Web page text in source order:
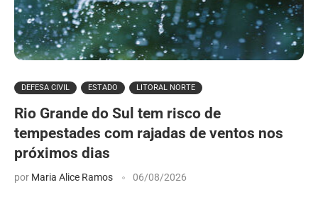
DEFESA CIVIL ESTADO LITORAL NORTE
Rio Grande do Sul tem risco de
tempestades com rajadas de ventos nos
próximos dias
por Maria Alice Ramos 06/08/2026